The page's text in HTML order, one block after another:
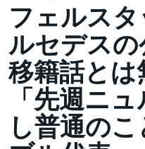
フェルス
ルセデスの
移籍話と
「先週ニ
し普通の